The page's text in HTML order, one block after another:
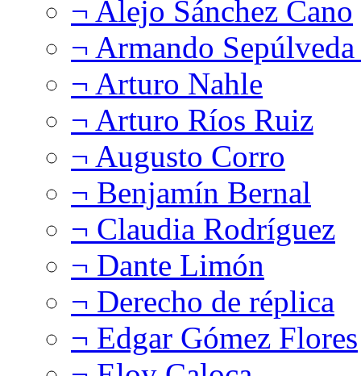
¬ Alejo Sánchez Cano
¬ Armando
¬ Arturo Nahle
¬ Arturo Ríos Ruiz
¬ Augusto Corro
¬ Benjamín Bernal
¬ Claudia Rodríguez
¬ Dante Limón
¬ Derecho de réplica
¬ Edgar Gómez Flores